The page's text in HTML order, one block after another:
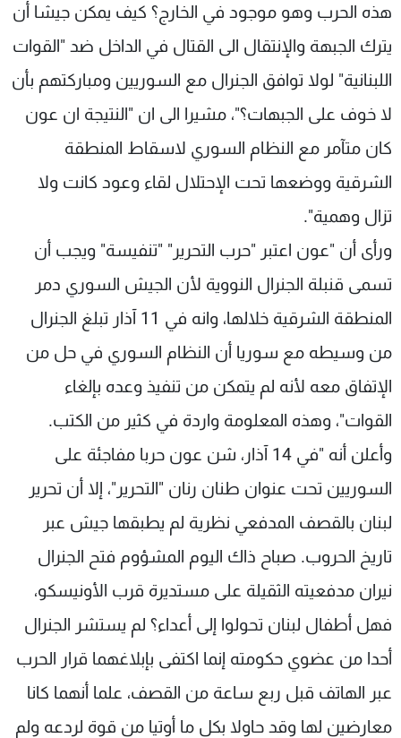
هذه الحرب وهو موجود في الخارج؟ كيف يمكن جيشا أن
يترك الجبهة والإنتقال الى القتال في الداخل ضد "القوات
اللبنانية" لولا توافق الجنرال مع السوريين ومباركتهم بأن
لا خوف على الجبهات؟"، مشيرا الى ان "النتيجة ان عون
كان متآمر مع النظام السوري لاسقاط المنطقة
الشرقية ووضعها تحت الإحتلال لقاء وعود كانت ولا
تزال وهمية".
ورأى أن "عون اعتبر "حرب التحرير" "تنفيسة" ويجب أن
تسمى قنبلة الجنرال النووية لأن الجيش السوري دمر
المنطقة الشرقية خلالها، وانه في 11 آذار تبلغ الجنرال
من وسيطه مع سوريا أن النظام السوري في حل من
الإتفاق معه لأنه لم يتمكن من تنفيذ وعده بإلغاء
القوات"، وهذه المعلومة واردة في كثير من الكتب.
وأعلن أنه "في 14 آذار، شن عون حربا مفاجئة على
السوريين تحت عنوان طنان رنان "التحرير"، إلا أن تحرير
لبنان بالقصف المدفعي نظرية لم يطبقها جيش عبر
تاريخ الحروب. صباح ذاك اليوم المشؤوم فتح الجنرال
نيران مدفعيته الثقيلة على مستديرة قرب الأونيسكو،
فهل أطفال لبنان تحولوا إلى أعداء؟ لم يستشر الجنرال
أحدا من عضوي حكومته إنما اكتفى بإبلاغهما قرار الحرب
عبر الهاتف قبل ربع ساعة من القصف، علما أنهما كانا
معارضين لها وقد حاولا بكل ما أوتيا من قوة لردعه ولم